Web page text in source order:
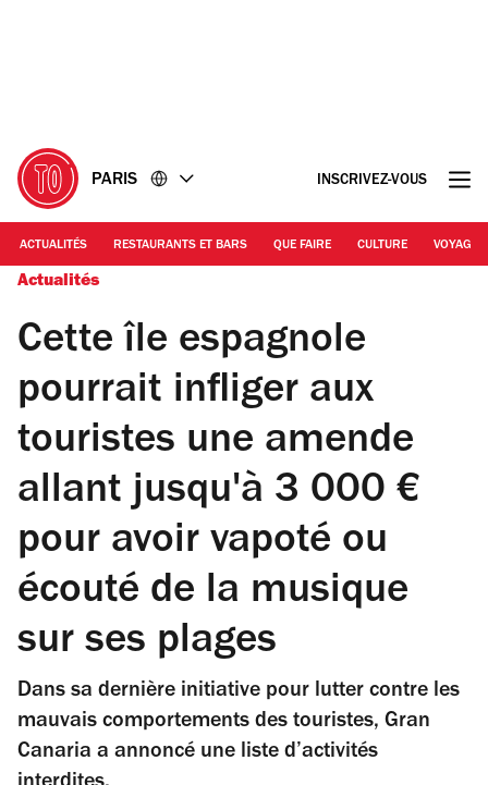
PARIS INSCRIVEZ-VOUS
ACTUALITÉS RESTAURANTS ET BARS QUE FAIRE CULTURE VOYAGE
Actualités
Cette île espagnole
pourrait infliger aux
touristes une amende
allant jusqu'à 3 000 €
pour avoir vapoté ou
écouté de la musique
sur ses plages
Dans sa dernière initiative pour lutter contre les
mauvais comportements des touristes, Gran
Canaria a annoncé une liste d’activités